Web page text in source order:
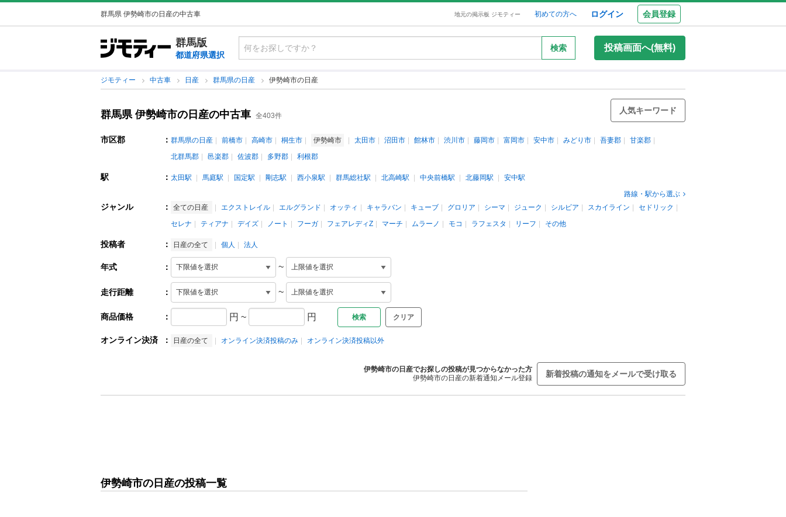
群馬県 伊勢崎市の日産の中古車 地元の掲示板 ジモティー 初めての方へ ログイン 会員登録
群馬版
都道府県選択
検索 投稿画面へ(無料)
ジモティー 中古車 日産 群馬県の日産 伊勢崎市の日産
群馬県 伊勢崎市の日産の中古車 全403件
人気キーワード
市区郡 ： 群馬県の日産 前橋市 高崎市 桐生市 伊勢崎市 太田市 沼田市 館林市 渋川市 藤岡市 富岡市 安中市 みどり市 吾妻郡
甘楽郡
北群馬郡
邑楽郡 佐波郡 多野郡 利根郡
駅 ： 太田駅 馬庭駅 国定駅 剛志駅 西小泉駅 群馬総社駅 北高崎駅 中央前橋駅 北藤岡駅
安中駅
路線・駅から選ぶ
ジャンル ： 全ての日産 エクストレイル エルグランド オッティ キャラバン キューブ グロリア シーマ ジューク シルビア スカイライン
セドリック
セレナ
ティアナ デイズ ノート フーガ フェアレディZ マーチ ムラーノ モコ ラフェスタ リーフ その他
投稿者 ： 日産の全て 個人 法人
年式 ： ~
走行距離 ： ~
商品価格 ： 円 ~ 円 クリア
オンライン決済 ： 日産の全て オンライン決済投稿のみ オンライン決済投稿以外
伊勢崎市の日産でお探しの投稿が見つからなかった方
伊勢崎市の日産の新着通知メール登録
新着投稿の通知をメールで受け取る
伊勢崎市の日産の投稿一覧